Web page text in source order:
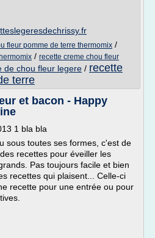
fleur pomme de terre thermomix /
/ recette creme chou fleur
de chou fleur legere / recette
terre
et bacon - Happy
1 bla bla
sous toutes ses formes, c'est de
recettes pour éveiller les
Pas toujours facile et bien
recettes qui plaisent... Celle-ci
recette pour une entrée ou pour